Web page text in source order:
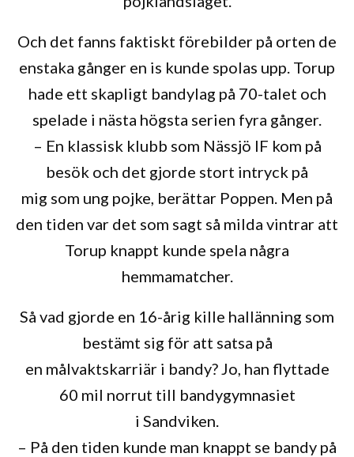
Och det fanns faktiskt förebilder på orten de
enstaka gånger en is kunde spolas upp. Torup
hade ett skapligt bandylag på 70-talet och
spelade i nästa högsta serien fyra gånger.
– En klassisk klubb som Nässjö IF kom på
besök och det gjorde stort intryck på
mig som ung pojke, berättar Poppen. Men på
den tiden var det som sagt så milda vintrar att
Torup knappt kunde spela några
hemmamatcher.
Så vad gjorde en 16-årig kille hallänning som
bestämt sig för att satsa på
en målvaktskarriär i bandy? Jo, han flyttade
60 mil norrut till bandygymnasiet
i Sandviken.
– På den tiden kunde man knappt se bandy på